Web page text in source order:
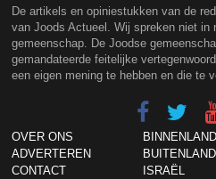
De artikels en opiniestukken van de
van Joods Actueel. Wij spreken niet in
gemeenschap. De Joodse
gemandateerde feitelijke
een eigen mening te hebben en die te
OVER ONS
ADVERTEREN
CONTACT
BINNENLAND
BUITENLAND
ISRAËL